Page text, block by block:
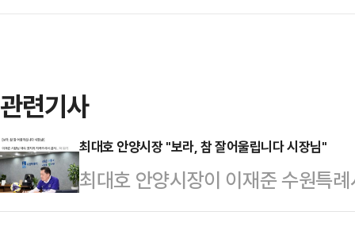
관련기사
최대호 안양시장 "보라, 참 잘어울립니다 시장님"
최대호 안양시장이 이재준 수원특
폼을 입는다는 약속을 지킨 것에 감